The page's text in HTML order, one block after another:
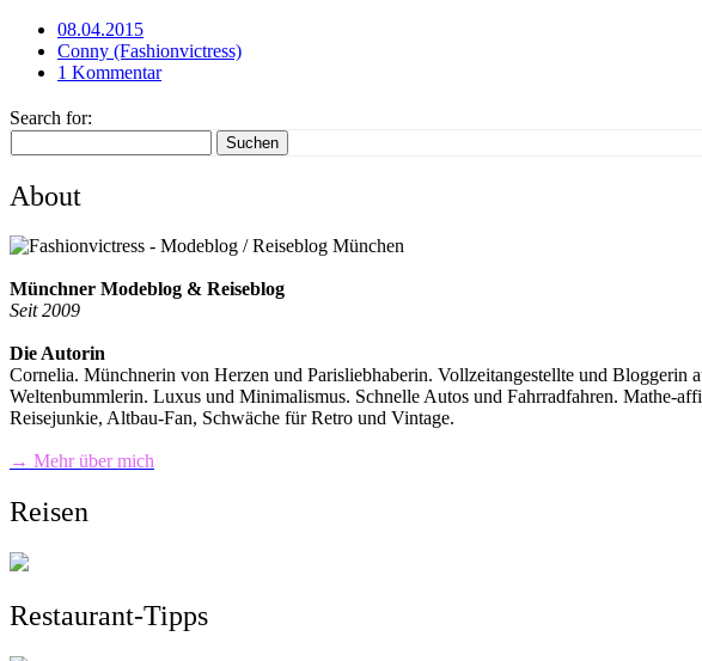
08.04.2015
Conny (Fashionvictress)
1 Kommentar
Search for:
Suchen
About
Münchner Modeblog & Reiseblog
Seit 2009
Die Autorin
Cornelia. Münchnerin von Herzen und Parisliebhaberin. Vollzeitangestellte und
Weltenbummlerin. Luxus und Minimalismus. Schnelle Autos und Fahrradfahren. Mathe-
Reisejunkie, Altbau-Fan, Schwäche für Retro und Vintage.
→ Mehr über mich
Reisen
Restaurant-Tipps